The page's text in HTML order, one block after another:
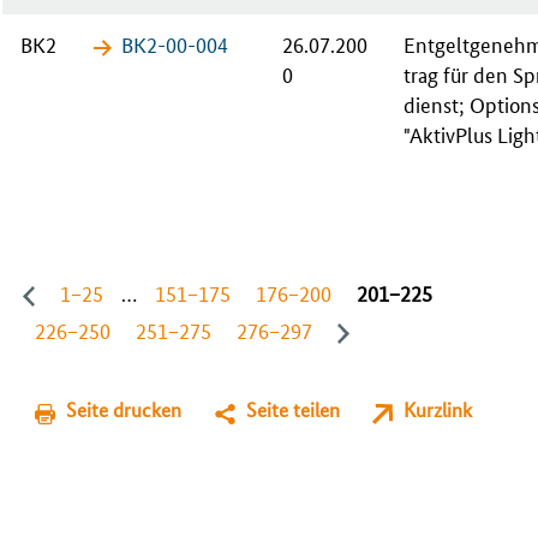
BK2 BK2-00-​004
26.07.200
0
trag für den
dienst;
"Ak­tiv­Plus
1−25 … 151−175 176−200
201−225
226−250
251−275 276−297
Seite drucken Seite teilen Kurzlink